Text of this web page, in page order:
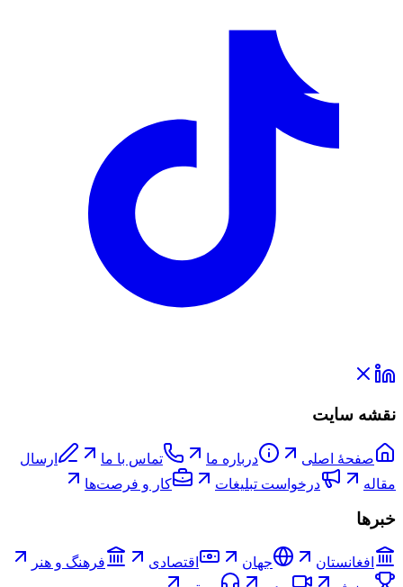
نقشه سایت
صفحۀ اصلی درباره ما تماس با ما
ارسال
مقاله
درخواست تبلیغات کار و فرصت‌ها
خبرها
افغانستان جهان اقتصادی
فرهنگ و هنر